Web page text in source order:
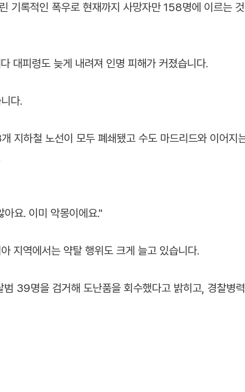
기록적인 폭우로 현재까지 사망자만 158명에 이르는 것
대피령도 늦게 내려져 인명 피해가 커졌습니다.
다.
지하철 노선이 모두 폐쇄됐고 수도 마드리드와 이어지
요. 이미 악몽이에요."
지역에서는 약탈 행위도 크게 늘고 있습니다.
39명을 검거해 도난품을 회수했다고 밝히고, 경찰병